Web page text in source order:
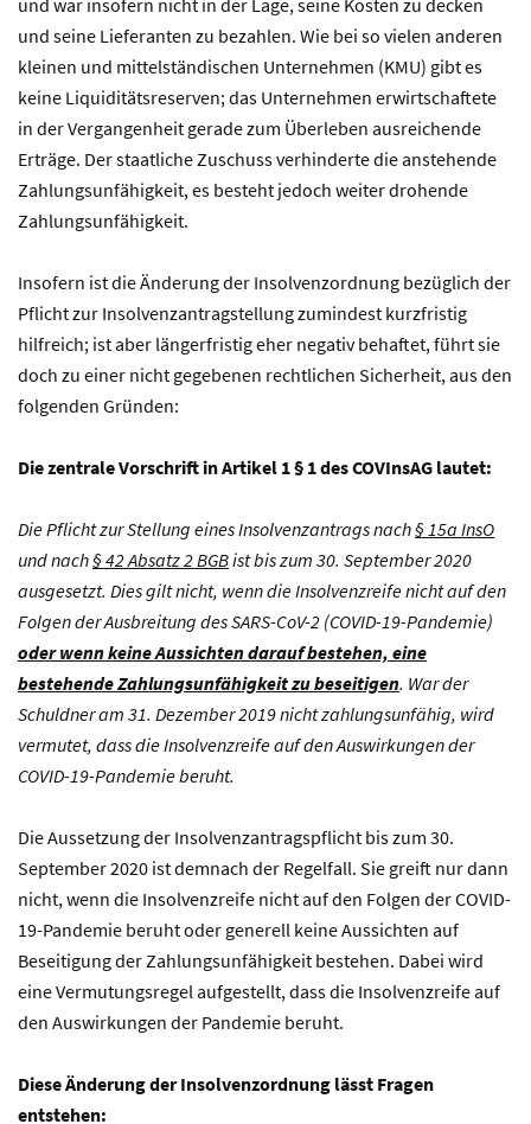
und war insofern nicht in der Lage, seine Kosten zu decken
und seine Lieferanten zu bezahlen. Wie bei so vielen anderen
kleinen und mittelständischen Unternehmen (KMU) gibt es
keine Liquiditätsreserven; das Unternehmen erwirtschaftete
in der Vergangenheit gerade zum Überleben ausreichende
Erträge. Der staatliche Zuschuss verhinderte die anstehende
Zahlungsunfähigkeit, es besteht jedoch weiter drohende
Zahlungsunfähigkeit.
Insofern ist die Änderung der Insolvenzordnung bezüglich der
Pflicht zur Insolvenzantragstellung zumindest kurzfristig
hilfreich; ist aber längerfristig eher negativ behaftet, führt sie
doch zu einer nicht gegebenen rechtlichen Sicherheit, aus den
folgenden Gründen:
Die zentrale Vorschrift in Artikel 1 § 1 des COVInsAG lautet:
Die Pflicht zur Stellung eines Insolvenzantrags nach§ 15a InsO
und nach§ 42 Absatz 2 BGBist bis zum 30. September 2020
ausgesetzt. Dies gilt nicht, wenn die Insolvenzreife nicht auf den
Folgen der Ausbreitung des SARS-CoV-2 (COVID-19-Pandemie)
oder wenn keine Aussichten darauf bestehen, eine
bestehende Zahlungsunfähigkeit zu beseitigen. War der
Schuldner am 31. Dezember 2019 nicht zahlungsunfähig, wird
vermutet, dass die Insolvenzreife auf den Auswirkungen der
COVID-19-Pandemie beruht.
Die Aussetzung der Insolvenzantragspflicht bis zum 30.
September 2020 ist demnach der Regelfall. Sie greift nur dann
nicht, wenn die Insolvenzreife nicht auf den Folgen der COVID-
19-Pandemie beruht oder generell keine Aussichten auf
Beseitigung der Zahlungsunfähigkeit bestehen. Dabei wird
eine Vermutungsregel aufgestellt, dass die Insolvenzreife auf
den Auswirkungen der Pandemie beruht.
Diese Änderung der Insolvenzordnung lässt Fragen
entstehen: